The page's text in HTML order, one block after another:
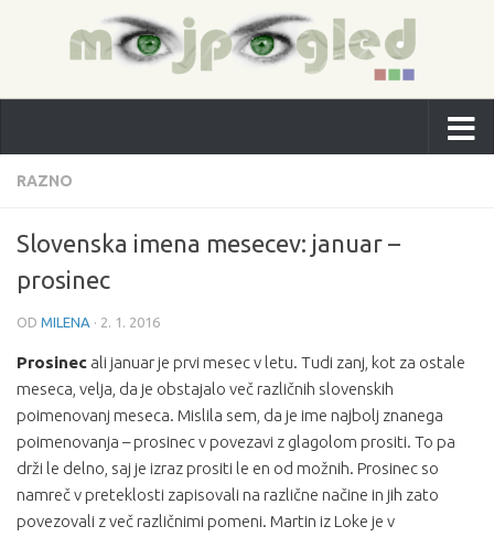
RAZNO
Slovenska imena mesecev: januar –
prosinec
OD MILENA · 2. 1. 2016
Prosinec ali januar je prvi mesec v letu. Tudi zanj, kot za ostale
meseca, velja, da je obstajalo več različnih slovenskih
poimenovanj meseca. Mislila sem, da je ime najbolj znanega
poimenovanja – prosinec v povezavi z glagolom prositi. To pa
drži le delno, saj je izraz prositi le en od možnih. Prosinec so
namreč v preteklosti zapisovali na različne načine in jih zato
povezovali z več različnimi pomeni. Martin iz Loke je v